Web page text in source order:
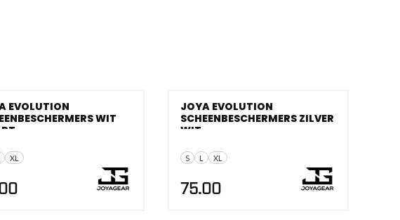
XL
EVOLUTION
WIT
S L XL
JOYA EVOLUTION
SCHEENBESCHERMERS ZILVER
WIT
75.00